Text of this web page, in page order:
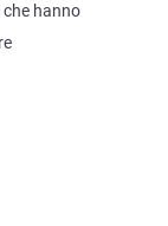
che hanno